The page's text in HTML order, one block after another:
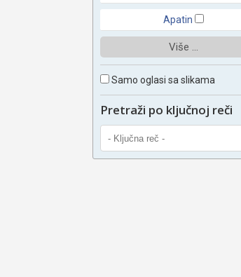
Apatin
Više ...
Samo oglasi sa slikama
Pretraži po ključnoj reči